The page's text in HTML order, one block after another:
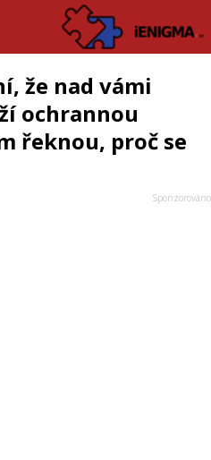
že nad vámi
ochrannou
řeknou, proč se